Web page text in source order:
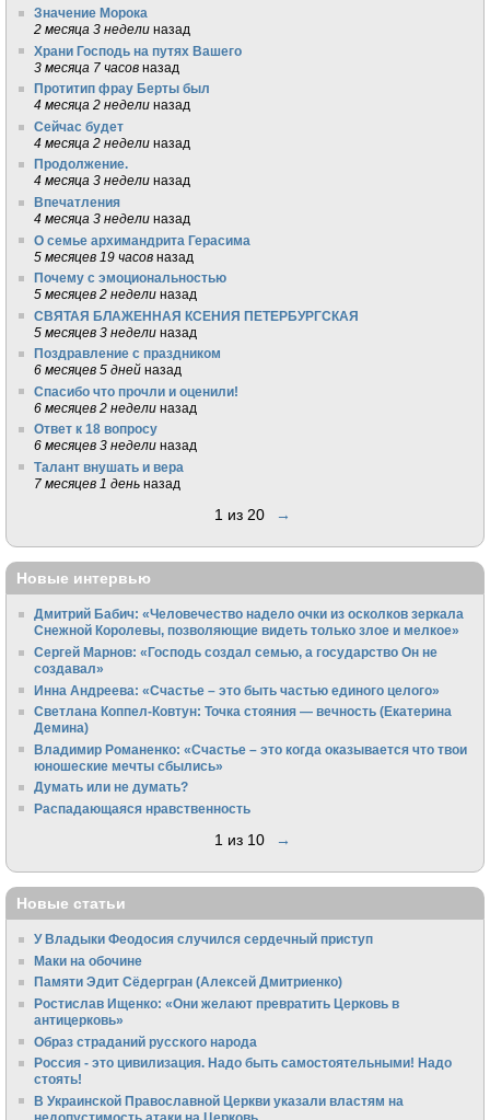
Значение Морока
2 месяца 3 недели назад
Храни Господь на путях Вашего
3 месяца 7 часов назад
Протитип фрау Берты был
4 месяца 2 недели назад
Сейчас будет
4 месяца 2 недели назад
Продолжение.
4 месяца 3 недели назад
Впечатления
4 месяца 3 недели назад
О семье архимандрита Герасима
5 месяцев 19 часов назад
Почему с эмоциональностью
5 месяцев 2 недели назад
СВЯТАЯ БЛАЖЕННАЯ КСЕНИЯ ПЕТЕРБУРГСКАЯ
5 месяцев 3 недели назад
Поздравление с праздником
6 месяцев 5 дней назад
Спасибо что прочли и оценили!
6 месяцев 2 недели назад
Ответ к 18 вопросу
6 месяцев 3 недели назад
Талант внушать и вера
7 месяцев 1 день назад
1 из 20 →
Новые интервью
Дмитрий Бабич: «Человечество надело очки из осколков зеркала
Снежной Королевы, позволяющие видеть только злое и мелкое»
Сергей Марнов: «Господь создал семью, а государство Он не
создавал»
Инна Андреева: «Счастье – это быть частью единого целого»
Светлана Коппел-Ковтун: Точка стояния — вечность (Екатерина
Демина)
Владимир Романенко: «Счастье – это когда оказывается что твои
юношеские мечты сбылись»
Думать или не думать?
Распадающаяся нравственность
1 из 10 →
Новые статьи
У Владыки Феодосия случился сердечный приступ
Маки на обочине
Памяти Эдит Сёдергран (Алексей Дмитриенко)
Ростислав Ищенко: «Они желают превратить Церковь в
антицерковь»
Образ страданий русского народа
Россия - это цивилизация. Надо быть самостоятельными! Надо
стоять!
В Украинской Православной Церкви указали властям на
недопустимость атаки на Церковь